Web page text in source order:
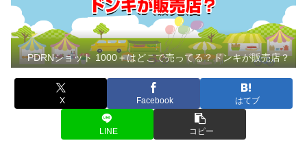
PDRNショット 1000＋はどこで売ってる？ドンキが販売店？
X Facebook はてブ
LINE コピー